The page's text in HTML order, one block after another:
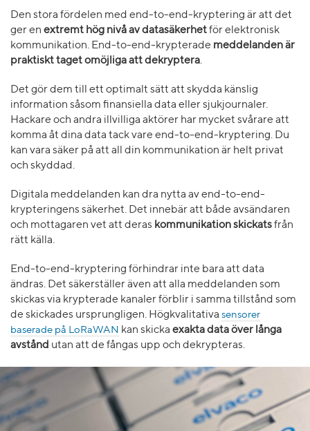
Den stora fördelen med end-to-end-kryptering är att det
ger en extremt hög nivå av datasäkerhetför elektronisk
kommunikation. End-to-end-krypterade meddelanden är
praktiskt taget omöjliga att dekryptera.
Det gör dem till ett optimalt sätt att skydda känslig
information såsom finansiella data eller sjukjournaler.
Hackare och andra illvilliga aktörer har mycket svårare att
komma åt dina data tack vare end-to-end-kryptering. Du
kan vara säker på att all din kommunikation är helt privat
och skyddad.
Digitala meddelanden kan dra nytta av end-to-end-
krypteringens säkerhet. Det innebär att både avsändaren
och mottagaren vet att deras kommunikation skickatsfrån
rätt källa.
End-to-end-kryptering förhindrar inte bara att data
ändras. Det säkerställer även att alla meddelanden som
skickas via krypterade kanaler förblir i samma tillstånd som
de skickades ursprungligen. Högkvalitativa sensorer
baserade på LoRaWAN kan skicka exakta data över långa
avstånd utan att de fångas upp och dekrypteras.